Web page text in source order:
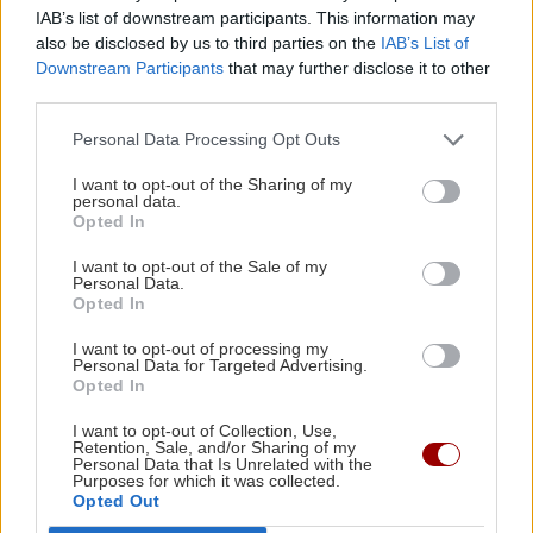
IAB’s list of downstream participants. This information may
also be disclosed by us to third parties on the IAB’s List of
Downstream Participants that may further disclose it to other
Personal Data Processing Opt Outs
I want to opt-out of the Sharing of my
personal data.
Opted In
I want to opt-out of the Sale of my
Personal Data.
Opted In
I want to opt-out of processing my
Personal Data for Targeted Advertising.
Opted In
I want to opt-out of Collection, Use,
Retention, Sale, and/or Sharing of my
Personal Data that Is Unrelated with the
Purposes for which it was collected.
Opted Out
Ηράκλειο: Δύο συλλήψεις για ναρκωτικά –
Κατασχέθηκε κάνναβη και χάπια
10:37
ΑΥΤΟΔΙΟΙΚΗΣΗ
Η εβδομαδιαία ανασκόπηση Καλοκαιρινού –
προστασία
10:26
ΚΟΣΜΟΣ
Προκαλεί πάλι η Τουρκία: Ο Φιντάν λέει ότι η
τουρκικό στρατό
ΚΡΗΤΗ
Κρήτη: Οι βροχές δεν έφεραν την αναμενόμενη
ανάσα – Παραμένει υψηλός ο κίνδυνος
πυρκαγιάς
Όλες οι ειδήσεις
ΠΕΡΙΣΣΟΤΕΡΑ